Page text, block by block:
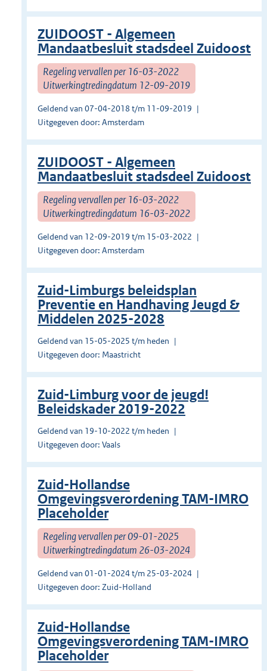
ZUIDOOST - Algemeen
Mandaatbesluit stadsdeel Zuidoost
Regeling vervallen per 16-03-2022
Uitwerkingtredingdatum 12-09-2019
Geldend van 07-04-2018 t/m 11-09-2019
Uitgegeven door: Amsterdam
ZUIDOOST - Algemeen
Mandaatbesluit stadsdeel Zuidoost
Regeling vervallen per 16-03-2022
Uitwerkingtredingdatum 16-03-2022
Geldend van 12-09-2019 t/m 15-03-2022
Uitgegeven door: Amsterdam
Zuid-Limburgs beleidsplan
Preventie en Handhaving Jeugd &
Middelen 2025-2028
Geldend van 15-05-2025 t/m heden
Uitgegeven door: Maastricht
Zuid-Limburg voor de jeugd!
Beleidskader 2019-2022
Geldend van 19-10-2022 t/m heden
Uitgegeven door: Vaals
Zuid-Hollandse
Omgevingsverordening TAM-IMRO
Placeholder
Regeling vervallen per 09-01-2025
Uitwerkingtredingdatum 26-03-2024
Geldend van 01-01-2024 t/m 25-03-2024
Uitgegeven door: Zuid-Holland
Zuid-Hollandse
Omgevingsverordening TAM-IMRO
Placeholder